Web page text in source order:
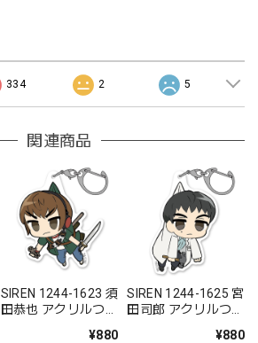
334 2 5
関連商品
SIREN 1244-1623 須
田恭也 アクリルつま
¥880
SIREN 1244-1625 宮
田司郎 アクリルつま
¥880